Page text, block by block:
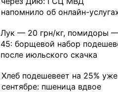
напомнило об онлайн-
Лук — 20 грн/кг, помидоры
45: борщевой набор
после июльского скачка
Хлеб подешевеет на 25%
сентябре: пшеница вдвое